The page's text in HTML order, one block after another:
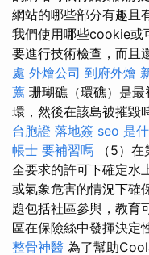
網站的哪些部分有趣且
我們使用哪些cookie或
要進行技術檢查，而且
處 外燴公司 到府外燴
薦 珊瑚礁（環礁）是
環，然後在該島被摧毀
台胞證 落地簽 seo 是
帳士 要補習嗎 （5）
全要求的許可下確定水
或氣象危害的情況下確
題包括社區參與，教育
區在保險絲中發揮決定
整骨神醫 為了幫助